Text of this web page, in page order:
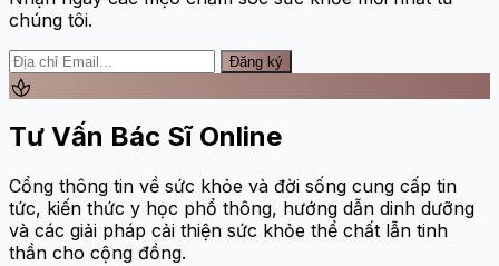
chúng tôi.
Đăng ký
spa
Tư Vấn Bác Sĩ Online
Cổng thông tin về sức khỏe và đời sống cung cấp tin
tức, kiến thức y học phổ thông, hướng dẫn dinh dưỡng
và các giải pháp cải thiện sức khỏe thể chất lẫn tinh
thần cho cộng đồng.